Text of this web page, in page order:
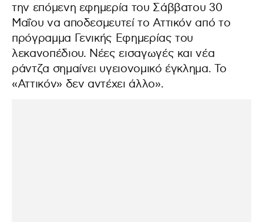
την επόμενη εφημερία του Σάββατου 30
Μαΐου να αποδεσμευτεί το Αττικόν από το
πρόγραμμα Γενικής Εφημερίας του
λεκανοπέδιου. Νέες εισαγωγές και νέα
ράντζα σημαίνει υγειονομικό έγκλημα. Το
«Αττικόν» δεν αντέχει άλλο».